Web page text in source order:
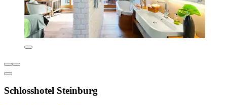
Schlosshotel Steinburg